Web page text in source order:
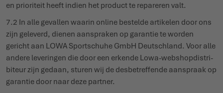
en prio­riteit heeft indien het product te repareren valt.
7.2 In alle gevallen waarin online bestelde artikelen door ons
zijn geleverd, dienen aanspraken op garantie te worden
gericht aan LOWA Sport­schuhe GmbH Deut­schland. Voor alle
andere leve­ringen die door een erkende Lowa-webshop­dis­tri­
biteur zijn gedaan, sturen wij de desbe­treffende aanspraak op
garantie door naar deze partner.